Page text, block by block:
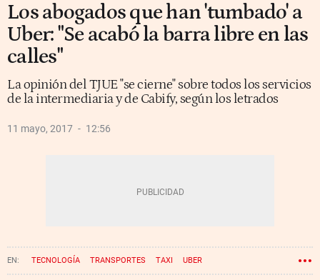
Los abogados que han 'tumbado' a
Uber: "Se acabó la barra libre en las
calles"
La opinión del TJUE "se cierne" sobre todos los servicios
de la intermediaria y de Cabify, según los letrados
11 mayo, 2017 12:56
TECNOLOGÍA TRANSPORTES TAXI UBER